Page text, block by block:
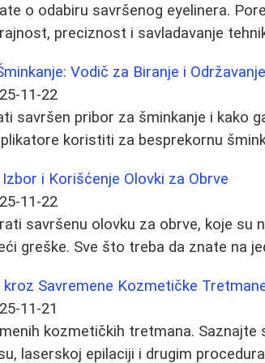
o odabiru savršenog eyelinera.
preciznost i savladavanje
Vodič za Biranje i Održavanje
11-22
savršen pribor za šminkanje i kako
koristiti za besprekornu
i Korišćenje Olovki za Obrve
11-22
savršenu olovku za obrve, koje su
greške. Sve što treba da znate na
Savremene Kozmetičke
11-21
kozmetičkih tretmana. Saznajte
laserskoj epilaciji i drugim